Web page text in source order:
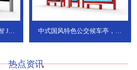
JT-
中式国风特色公交候车亭，承
热点资讯